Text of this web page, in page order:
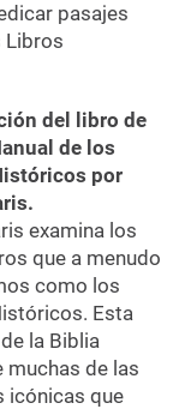
pasajes
Libros
del libro de
de los
por
examina los
que a menudo
como los
Esta
la Biblia
muchas de las
icónicas que